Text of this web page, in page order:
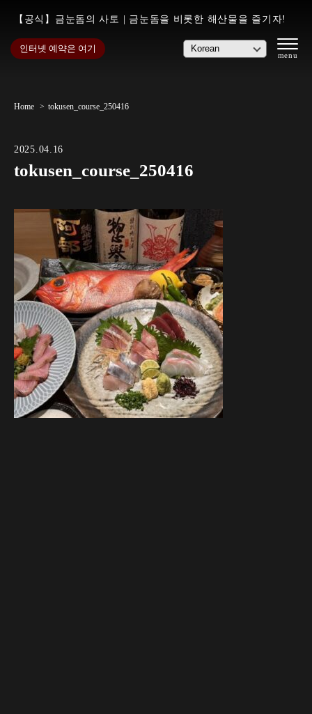
【공식】금눈돔의 사토 | 금눈돔을 비롯한 해산물을 즐기자!
인터넷 예약은 여기
Home tokusen_course_250416
2025.04.16
tokusen_course_250416